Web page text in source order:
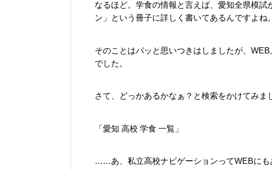
なるほど。学食の情報と言えば、愛知全県模試
ン」という冊子に詳しく書いてあるんですよね。
そのことはパッと思いつきはしましたが、
でした。
さて、どっかあるかなぁ？と検索をかけてみま
「愛知 高校 学食 一覧」
……あ、私立高校ナビゲーションってWEBにも